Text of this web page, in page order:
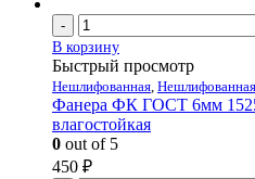
-
В корзину
Быстрый просмотр
Нешлифованная
Фанера ФК ГОСТ 6мм
влагостойкая
0 out of 5
450 ₽